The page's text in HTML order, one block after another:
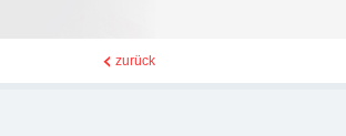
zurück